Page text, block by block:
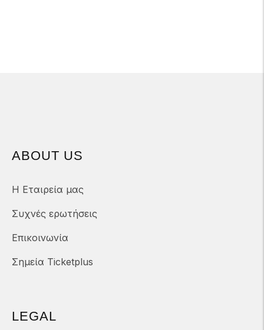
ABOUT US
Η Εταιρεία μας
Συχνές ερωτήσεις
Επικοινωνία
Σημεία Ticketplus
LEGAL